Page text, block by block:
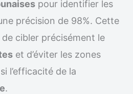
pour identifier les
précision de 98%. Cette
cibler précisément le
et d’éviter les zones
l’efficacité de la
.